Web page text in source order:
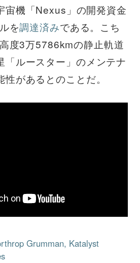
宙機「Nexus」の開発資金
を調達済みである。こち
度3万5786kmの静止軌道
「ルースター」のメンテナ
があるとのことだ。
Grumman Katalyst